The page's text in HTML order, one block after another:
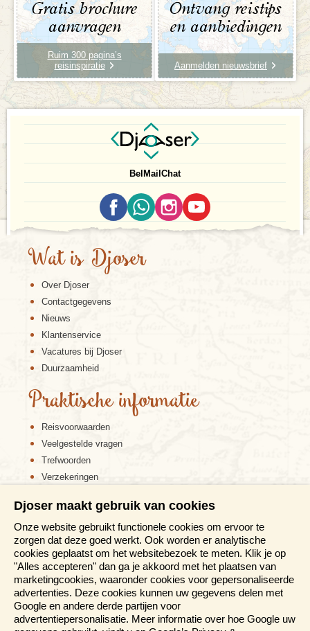
Gratis brochure
aanvragen
Ruim 300 pagina’s
reisinspiratie
Ontvang reistips
en aanbiedingen
Aanmelden nieuwsbrief
Bel Mail Chat
Wat is Djoser
Over Djoser
Contactgegevens
Nieuws
Klantenservice
Vacatures bij Djoser
Duurzaamheid
Praktische informatie
Reisvoorwaarden
Veelgestelde vragen
Trefwoorden
Verzekeringen
Disclaimer
Cookiebeleid
Privacy verklaring
Reis en boek met Djoser zekerheid
Meer weten?
Brochure aanvragen
Djoser maakt gebruik van cookies
Onze website gebruikt functionele cookies om ervoor te
zorgen dat deze goed werkt. Ook worden er analytische
cookies geplaatst om het websitebezoek te meten. Klik je op
"Alles accepteren" dan ga je akkoord met het plaatsen van
marketingcookies, waaronder cookies voor gepersonaliseerde
advertenties. Deze cookies kunnen uw gegevens delen met
Google en andere derde partijen voor
advertentiepersonalisatie. Meer informatie over hoe Google uw